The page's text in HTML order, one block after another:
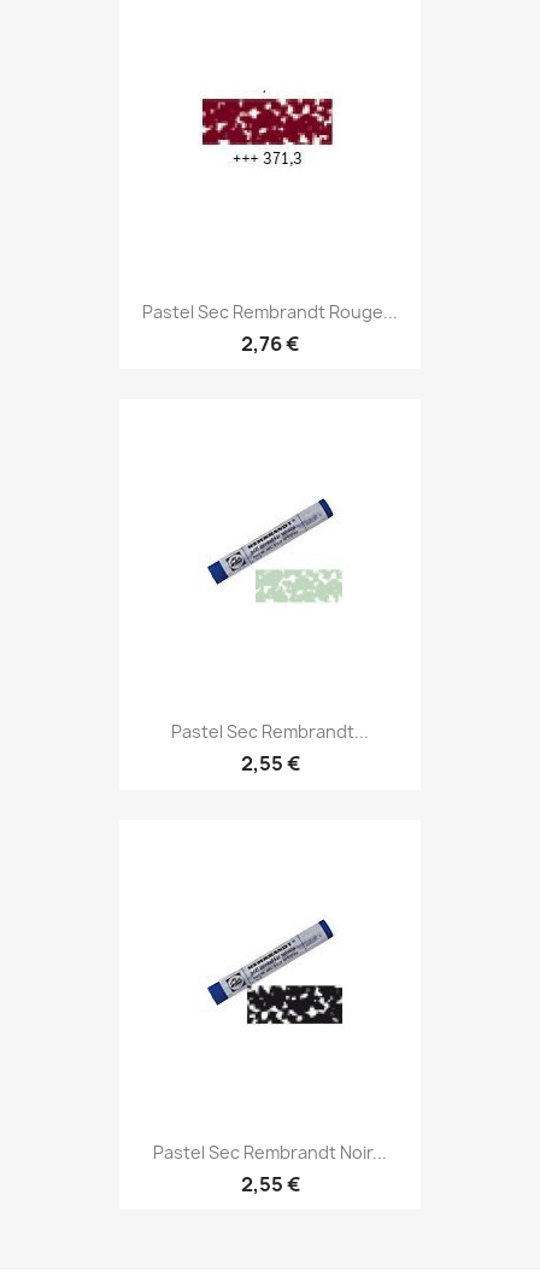
Pastel Sec Rembrandt Rouge...
2,76 €
Pastel Sec Rembrandt...
2,55 €
Pastel Sec Rembrandt Noir...
2,55 €